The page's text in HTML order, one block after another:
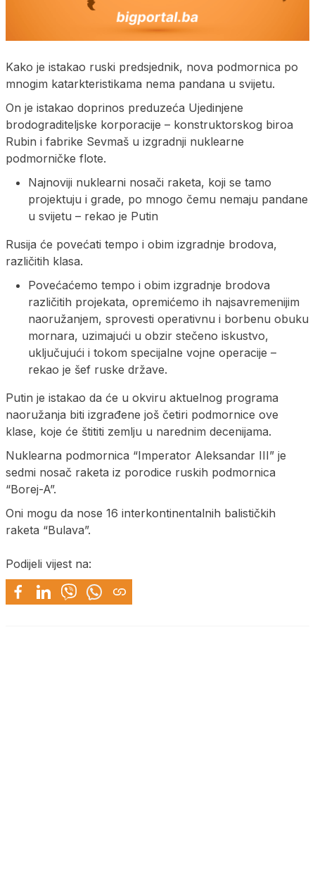
Kako je istakao ruski predsjednik, nova podmornica po
mnogim katarkteristikama nema pandana u svijetu.
On je istakao doprinos preduzeća Ujedinjene
brodograditeljske korporacije – konstruktorskog biroa
Rubin i fabrike Sevmaš u izgradnji nuklearne
podmorničke flote.
Najnoviji nuklearni nosači raketa, koji se tamo
projektuju i grade, po mnogo čemu nemaju pandane
u svijetu – rekao je Putin
Rusija će povećati tempo i obim izgradnje brodova,
različitih klasa.
Povećaćemo tempo i obim izgradnje brodova
različitih projekata, opremićemo ih najsavremenijim
naoružanjem, sprovesti operativnu i borbenu obuku
mornara, uzimajući u obzir stečeno iskustvo,
uključujući i tokom specijalne vojne operacije –
rekao je šef ruske države.
Putin je istakao da će u okviru aktuelnog programa
naoružanja biti izgrađene još četiri podmornice ove
klase, koje će štititi zemlju u narednim decenijama.
Nuklearna podmornica “Imperator Aleksandar III” je
sedmi nosač raketa iz porodice ruskih podmornica
“Borej-A”.
Oni mogu da nose 16 interkontinentalnih balističkih
raketa “Bulava”.
Podijeli vijest na: